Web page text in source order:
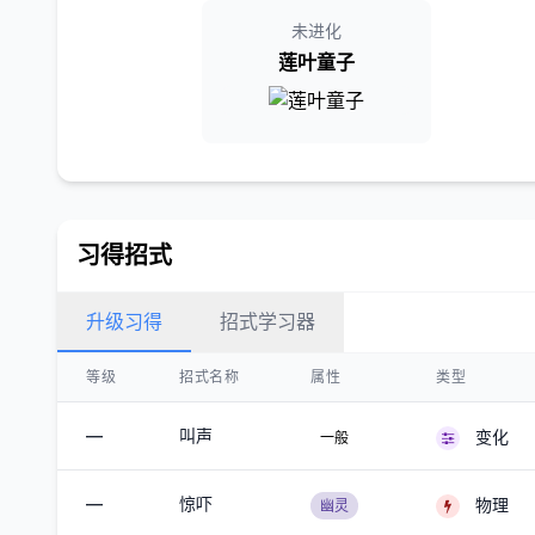
未进化
莲叶童子
习得招式
升级习得 招式学习器
等级 招式名称 属性 类型
— 叫声 一般 变化
— 惊吓 幽灵 物理